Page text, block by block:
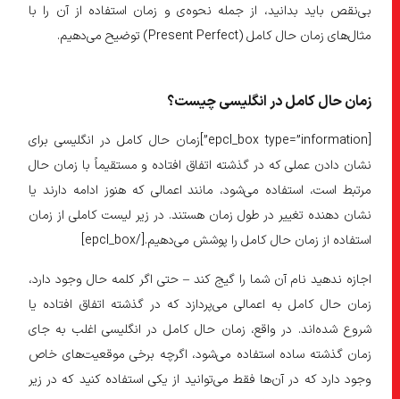
بی‌نقص باید بدانید، از جمله نحوه‌ی و زمان استفاده از آن را با
مثال‌های زمان حال کامل (Present Perfect) توضیح می‌دهیم.
زمان حال کامل در انگلیسی چیست؟
[epcl_box type=”information”]زمان حال کامل در انگلیسی برای
نشان دادن عملی که در گذشته اتفاق افتاده و مستقیماً با زمان حال
مرتبط است، استفاده می‌شود، مانند اعمالی که هنوز ادامه دارند یا
نشان دهنده تغییر در طول زمان هستند. در زیر لیست کاملی از زمان
استفاده از زمان حال کامل را پوشش می‌دهیم.[/epcl_box]
اجازه ندهید نام آن شما را گیج کند – حتی اگر کلمه حال وجود دارد،
زمان حال کامل به اعمالی می‌پردازد که در گذشته اتفاق افتاده یا
شروع شده‌اند. در واقع، زمان حال کامل در انگلیسی اغلب به جای
زمان گذشته ساده استفاده می‌شود، اگرچه برخی موقعیت‌های خاص
وجود دارد که در آن‌ها فقط می‌توانید از یکی استفاده کنید که در زیر